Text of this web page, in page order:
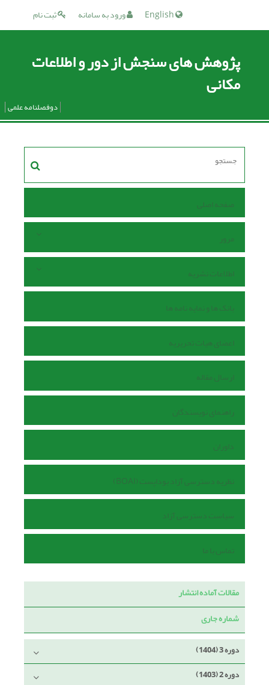
ثبت نام ورود به سامانه
پژوهش های سنجش از دور و اطلاعات
مکانی
دوفصلنامه علمی
صفحه اصلی
مرور
اطلاعات نشریه
بانک ها و نمایه نامه ها
اعضای هیات تحریریه
ارسال مقاله
راهنمای نویسندگان
داوران
نظریه دسترسی آزاد بوداپست (BOAI)
سیاست دسترسی آزاد
تماس با ما
مقالات آماده انتشار
شماره جاری
دوره 3 (1404)
دوره 2 (1403)